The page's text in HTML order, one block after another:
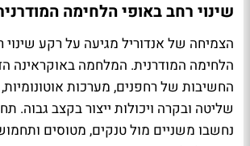
שינוי רחב באופי הלחימה
הצמיחה של אנדוריל מגיעה על רקע שינוי
הלחימה המודרנית. המלחמה באוקראינה
החשיבות של רחפנים, מערכות אוטונומיות,
שליטה ובקרה ויכולות ייצור בקצב גבוה.
נחשבו משניים מול טנקים, מטוסים